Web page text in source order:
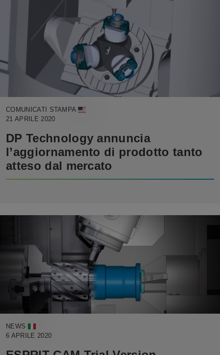
COMUNICATI STAMPA
21 APRILE 2020
DP Technology annuncia
l’aggiornamento di prodotto tanto
atteso dal mercato
NEWS
6 APRILE 2020